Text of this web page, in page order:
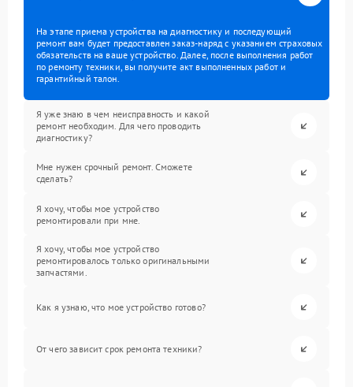
На этапе приема устройства на диагностику и последующий
ремонт вам будет предоставлен заказ-наряд с указанием страховых
обязательств на ваше устройство. Далее, после выполнения работ
по ремонту техники, вы получите акт выполненных работ и
гарантийный талон.
Я уже знаю в чем неисправность и какой
ремонт необходим. Для чего проводить
диагностику?
Мне нужен срочный ремонт. Сможете
сделать?
Я хочу, чтобы мое устройство
ремонтировали при мне.
Я хочу, чтобы мое устройство
ремонтировалось только оригинальными
запчастями.
Как я узнаю, что мое устройство готово?
От чего зависит срок ремонта техники?